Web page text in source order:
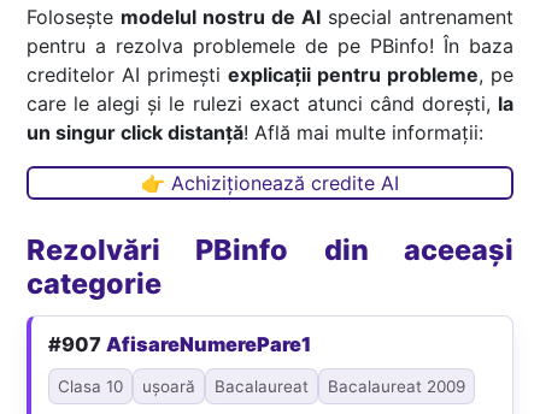
Folosește modelul nostru de AIspecial antrenament
pentru a rezolva problemele de pe PBinfo! În baza
creditelor AI primești explicații pentru probleme, pe
care le alegi și le rulezi exact atunci când dorești, la
un singur click distanță! Află mai multe informații:
👉 Achiziționează credite AI
Rezolvări PBinfo din aceeași
categorie
#907AfisareNumerePare1
Clasa 10 ușoară Bacalaureat Bacalaureat 2009